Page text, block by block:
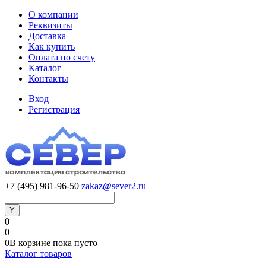
О компании
Реквизиты
Доставка
Как купить
Оплата по счету
Каталог
Контакты
Вход
Регистрация
+7 (495) 981-96-50 zakaz@sever2.ru
0
0
0В корзине пока пусто
Каталог товаров